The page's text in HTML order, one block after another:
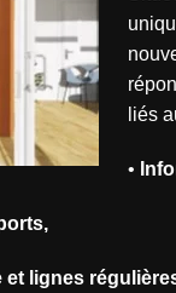
liés
•
et lignes